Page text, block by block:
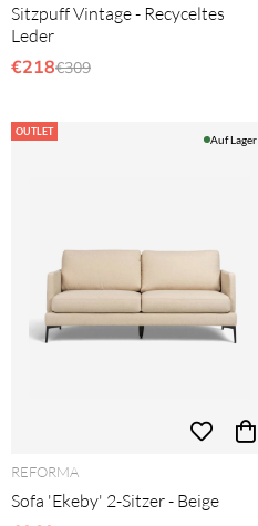
Sitzpuff Vintage - Recyceltes
Leder
€218Regulärer Preis:
€309
OUTLET
Auf Lager
REFORMA
Sofa 'Ekeby' 2-Sitzer - Beige